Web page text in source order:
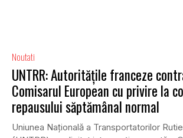
Noutati
UNTRR: Autoritățile franceze
Comisarul European cu privire la
repausului săptămânal normal
Uniunea Națională a Transportatorilor